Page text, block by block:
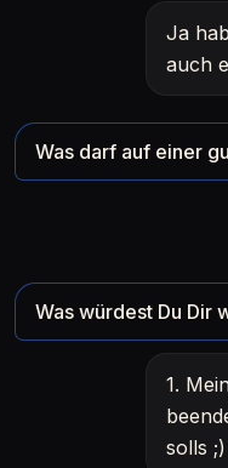
Ja
auch
Was darf auf einer
Was würdest Du Dir
1.
solls ;)